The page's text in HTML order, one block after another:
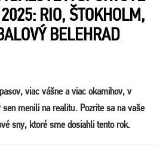
RIO, ŠTOKHOLM,
BELEHRAD
viac vášne a viac okamihov, v
menili na realitu. Pozrite sa na vaše
sny, ktoré sme dosiahli tento rok.